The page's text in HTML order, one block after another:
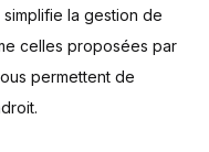
la gestion de
celles proposées par
permettent de